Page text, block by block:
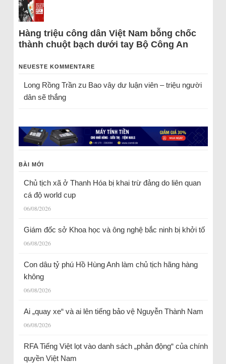
Hàng triệu công dân Việt Nam bỗng chốc
thành chuột bạch dưới tay Bộ Công An
NEUESTE KOMMENTARE
Long Rồng Trầnzu Bao vây dư luận viên – triệu người
dân sẽ thắng
BÀI MỚI
Chủ tịch xã ở Thanh Hóa bị khai trừ đảng do liên quan
cá độ world cup
06/08/2026
Giám đốc sở Khoa học và ông nghệ bắc ninh bị khởi tố
06/08/2026
Con dâu tỷ phú Hồ Hùng Anh làm chủ tịch hãng hàng
không
06/08/2026
Ai „quay xe“ và ai lên tiếng bảo vệ Nguyễn Thành Nam
06/08/2026
RFA Tiếng Việt lọt vào danh sách „phản động“ của chính
quyền Việt Nam